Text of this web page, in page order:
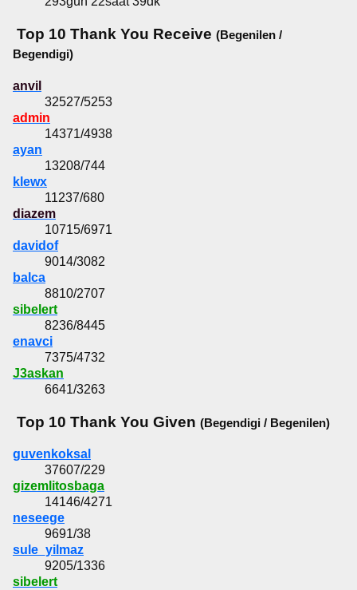
Top 10 Thank You Receive (Begenilen /
Begendigi)
anvil
32527/5253
admin
14371/4938
ayan
13208/744
klewx
11237/680
diazem
10715/6971
davidof
9014/3082
balca
8810/2707
sibelert
8236/8445
enavci
7375/4732
J3askan
6641/3263
Top 10 Thank You Given (Begendigi / Begenilen)
guvenkoksal
37607/229
gizemlitosbaga
14146/4271
neseege
9691/38
sule_yilmaz
9205/1336
sibelert